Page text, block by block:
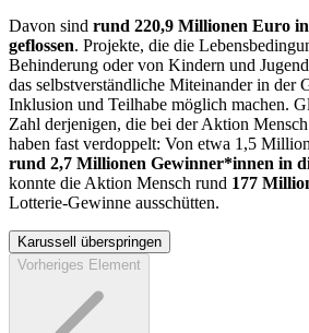
Davon sind rund 220,9 Millionen Euro
geflossen. Projekte, die die
Behinderung oder von Kindern und
das selbstverständliche Miteinander in der
Inklusion und Teilhabe möglich machen.
Zahl derjenigen, die bei der Aktion
haben fast verdoppelt: Von etwa 1,5
rund 2,7 Millionen Gewinner*innen in
konnte die Aktion Mensch rund 177
Lotterie-Gewinne ausschütten.
Karussell überspringen
Vorheriges Element